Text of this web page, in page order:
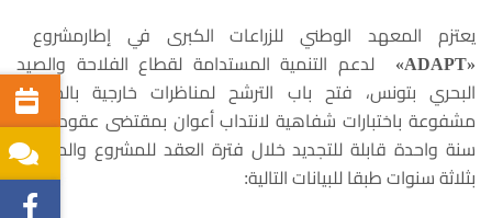
يعتزم المعهد الوطني للزراعات الكبرى في إطارمشروع
«ADAPT»
لدعم التنمية المستدامة لقطاع الفلاحة والصيد
البحري بتونس، فتح باب الترشح لمناظرات خارجية بالملفات
مشفوعة باختبارات شفاهية لانتداب أعوان بمقتضى عقود لمدة
سنة واحدة قابلة للتجديد خلال فترة العقد للمشروع والمحددة
بثلاثة سنوات طبقا للبيانات التالية: